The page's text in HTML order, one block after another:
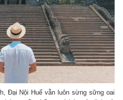
Đại Nội Huế vẫn luôn sừng sững oai